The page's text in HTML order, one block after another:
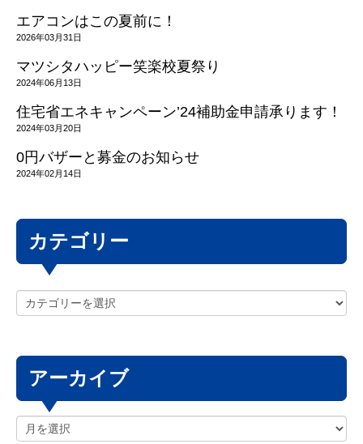
エアコンはこの夏前に！
2026年03月31日
マツシタハッピー笑楽校夏祭り
2024年06月13日
住宅省エネキャンペーン’24補助金申請承ります！
2024年03月20日
0円バザーと募金のお知らせ
2024年02月14日
カテゴリー
アーカイブ